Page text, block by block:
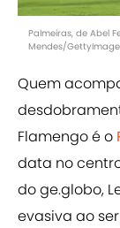
Palmeiras, de Abel
Mendes/
Quem
Flamengo é o
data no
do ge.globo,
evasiva ao